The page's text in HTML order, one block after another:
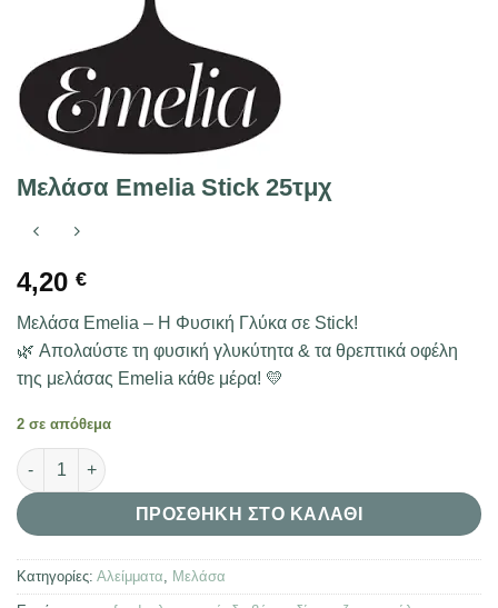
Μελάσα Emelia Stick 25τμχ
4,20 €
Μελάσα Emelia – Η Φυσική Γλύκα σε Stick!
🌿 Απολαύστε τη φυσική γλυκύτητα & τα θρεπτικά οφέλη
της μελάσας Emelia κάθε μέρα! 💛
2 σε απόθεμα
Μελάσα Emelia Stick 25τμχ ποσότητα
ΠΡΟΣΘΉΚΗ ΣΤΟ ΚΑΛΆΘΙ
Κατηγορίες: Αλείμματα Μελάσα